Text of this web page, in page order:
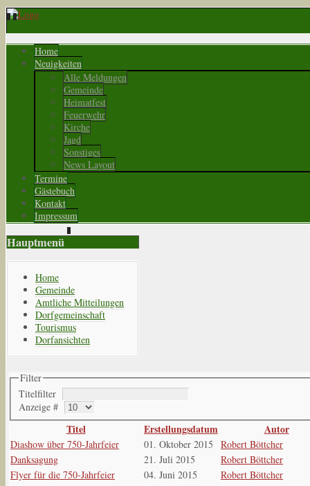
Home
Neuigkeiten
Alle Meldungen
Gemeinde
Heimatfest
Feuerwehr
Kirche
Jagd
Sonstiges
News Layout
Termine
Gästebuch
Kontakt
Impressum
Hauptmenü
Home
Gemeinde
Amtliche Mitteilungen
Dorfgemeinschaft
Tourismus
Dorfansichten
Filter
Titelfilter
Anzeige #
Titel Erstellungsdatum Autor
Diashow über 750-Jahrfeier 01. Oktober 2015
Robert Böttcher
Danksagung
21. Juli 2015
Robert Böttcher
Flyer für die 750-Jahrfeier
04. Juni 2015
Robert Böttcher